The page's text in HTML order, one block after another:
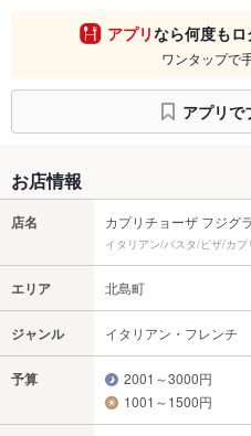
アプリなら何度もロ
ワンタップで
アプリで
お店情報
店名 カプリチョーザ フジグ
イタリアン/パスタ/ピザ/カ
エリア 北島町
ジャンル イタリアン・フレンチ
予算
2001～3000円
1001～1500円